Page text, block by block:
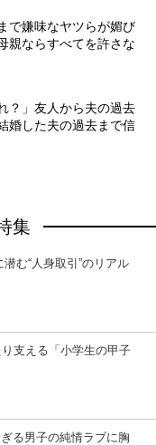
で嫌味なヤツらが媚び
親ならすべてを許さな
？」友人から夫の過去
婚した夫の過去まで信
集
む“人身取引”のリアル
支える「小学生の甲子
る男子の純情ラブに胸